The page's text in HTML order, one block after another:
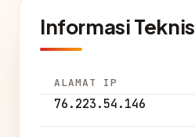
Informasi Teknis
ALAMAT IP
76.223.54.146